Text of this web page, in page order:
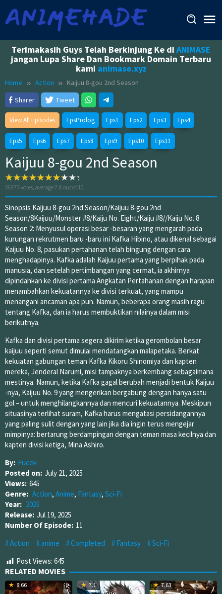
content
Terimakasih Guys Telah Berkinjung Ke di ANIMASE
jangan Lupa Share Dan Bookmark Domain Terbaru
kami animase.xyz
Home Action
Kaijuu 8-gou 2nd Season
Sharer
Tweet
View All Episodes EpsProlog Eps1 Eps2 Eps3 Eps4
Eps5 Eps6 Eps7 Eps8 Eps9 Eps10 Eps11
Kaijuu 8-gou 2nd Season
36973 votes, average7.8 out of 10
Sinopsis Kaijuu 8-gou 2nd Season/Kaijuu 8-gou 2nd
Season/8Kaijuu/Monster #8/Kaiju No. Eight/Kaiju #8//Kaiju No. 8
Season 2: Menyusul operasi besar -besaran yang mengarah pada
kurungan rekrutmen baru -baru ini Kafka Hibino, atau dikenal sebagai
Kaijuu No. 8, pasukan pertahanan telah bingung dengan cara
menghadapinya. Kafka adalah Kaijuu pertama yang berpihak pada
manusia, dan setelah pertimbangan yang cermat, ia akhirnya
dipindahkan ke divisi pertama Angkatan Pertahanan dengan harapan
menambahkan kekuatannya ke divisi terkuat, yang mampu
menangani ancaman apa pun. Namun, beberapa orang masih ragu
tentang Kafka, dan ia harus membuktikan nilainya dalam misi
berikutnya.
Kafka dan divisi pertama segera dikirim ketika gerombolan besar
kaijuu seperti semut dimulai mendatangkan malapetaka. Berkat
kekuatan gabungan teman Kafka Kikoru Shinomiya dan kapten
mereka, Jenderal Narumi, misi tampaknya berkembang sebagaimana
mestinya. Namun, ketika Kafka gagal berubah menjadi bentuk Kaijuu
-nya, Kaijuu No. 9 yang mengerikan bergabung dengan hanya satu
gol – untuk menghilangkannya dan mencuri kekuatannya. Meskipun
situasinya terlihat suram, Kafka harus mengatasi persidangannya
yang paling sulit dengan yang lain jika dia ingin terus mengejar
mimpinya: bertarung berdampingan dengan teman masa kecilnya dan
kapten divisi ketiga, Mina Ashiro.
By: Fucek
Posted on: July 21, 2025
Views: 645
Genre: Action, Anime, Fantasy, Sci-Fi
Year: 2025
Release: Jul 19, 2025
Number Of Episode: 11
Action
anime Completed Fantasy
Sci-Fi
Post Views: 645
RELATED MOVIES
8.66 7.1 7.63